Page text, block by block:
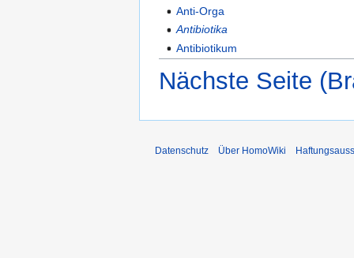
Anti-Orga
Antibiotika
Antibiotikum
Nächste Seite
Datenschutz Über HomoWiki